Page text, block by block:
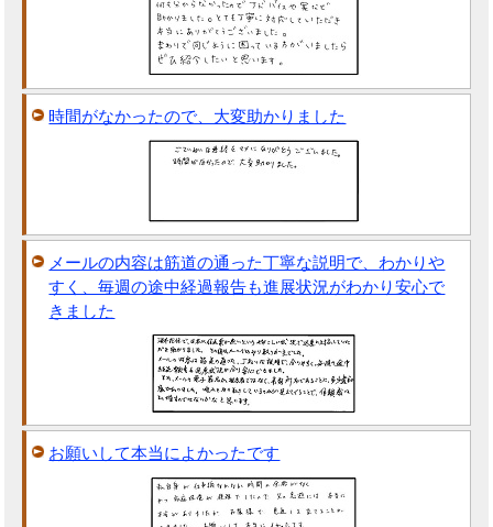
時間がなかったので、大変助かりました
メールの内容は筋道の通った丁寧な説明で、わかりや
すく、毎週の途中経過報告も進展状況がわかり安心で
きました
お願いして本当によかったです